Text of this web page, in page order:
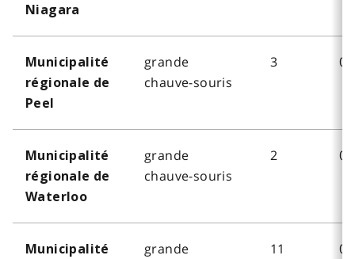
Niagara
Municipalité
régionale de
Peel
grande
chauve-souris
3 0
Municipalité
régionale de
Waterloo
grande
chauve-souris
2 0
Municipalité
grande
11 0